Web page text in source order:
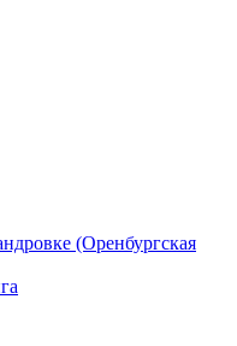
(Оренбургская